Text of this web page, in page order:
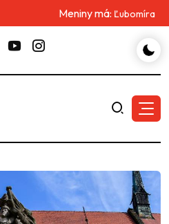
Meniny má: Ľubomíra